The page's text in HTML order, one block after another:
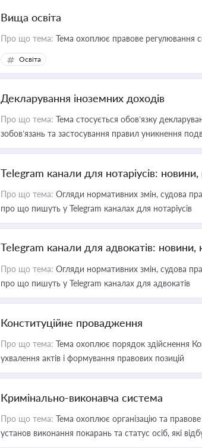
Вища освіта
Про що тема: Тема охоплює правове регулювання
Освіта
Декларування іноземних доходів
Про що тема: Тема стосується обов’язку
зобов’язань та застосування правил уникнення
Telegram канали для нотаріусів:
Про що тема: Огляди нормативних змін, судова
про що пишуть у Telegram каналах для нотаріусів
Telegram канали для адвокатів: новини,
Про що тема: Огляди нормативних змін, судова
про що пишуть у Telegram каналах для адвокатів
Конституційне провадження
Про що тема: Тема охоплює порядок здійснення
ухвалення актів і формування правових позицій
Кримінально-виконавча система
Про що тема: Тема охоплює організацію та
установ виконання покарань та статус осіб, які